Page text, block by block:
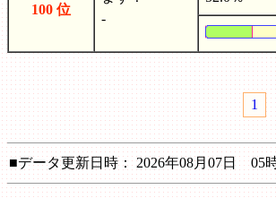
100 位
-
1
■データ更新日時： 2026年08月07日